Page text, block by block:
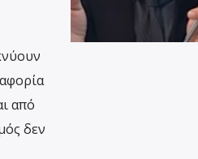
από
δεν